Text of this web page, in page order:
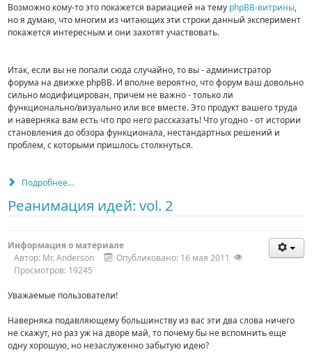
Возможно кому-то это покажется вариацией на тему phpBB-витрины,
но я думаю, что многим из читающих эти строки данный эксперимент
покажется интересным и они захотят участвовать.
Итак, если вы не попали сюда случайно, то вы - администратор
форума на движке phpBB. И вполне вероятно, что форум ваш довольно
сильно модифицирован, причем не важно - только ли
функционально/визуально или все вместе. Это продукт вашего труда
и наверняка вам есть что про него рассказать! Что угодно - от истории
становления до обзора функционала, нестандартных решений и
проблем, с которыми пришлось столкнуться.
Подробнее...
Реанимация идей: vol. 2
Информация о материале
Автор: Mr. Anderson
Опубликовано: 16 мая 2011
Просмотров: 19245
Уважаемые пользователи!
Наверняка подавляющему большинству из вас эти два слова ничего
не скажут, но раз уж на дворе май, то почему бы не вспомнить еще
одну хорошую, но незаслуженно забытую идею?